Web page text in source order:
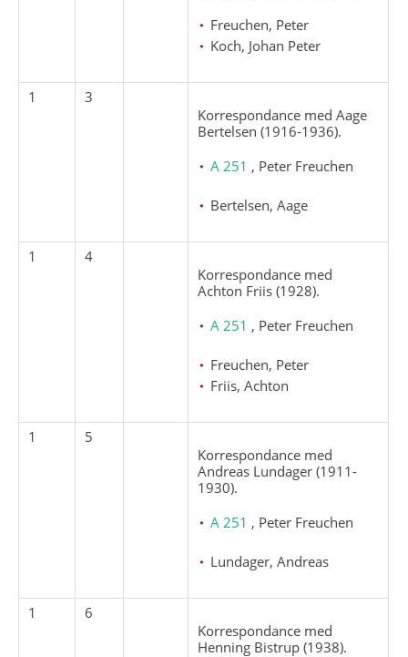
Freuchen, Peter
Koch, Johan Peter
1
3
Korrespondance med Aage
Bertelsen (1916-1936).
A 251 , Peter Freuchen
Bertelsen, Aage
1
4
Korrespondance med
Achton Friis (1928).
A 251 , Peter Freuchen
Freuchen, Peter
Friis, Achton
1
5
Korrespondance med
Andreas Lundager (1911-
1930).
A 251 , Peter Freuchen
Lundager, Andreas
1
6
Korrespondance med
Henning Bistrup (1938).